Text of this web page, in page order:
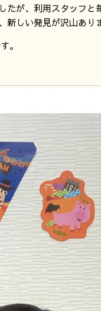
が、利用スタッフと
しい発見が沢山あり
。